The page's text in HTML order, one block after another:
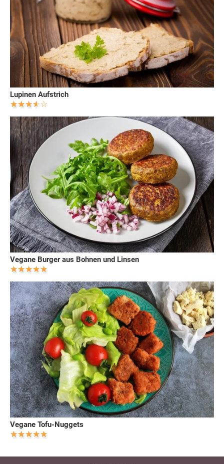
Lupinen Aufstrich
Vegane Burger aus Bohnen und Linsen
Vegane Tofu-Nuggets